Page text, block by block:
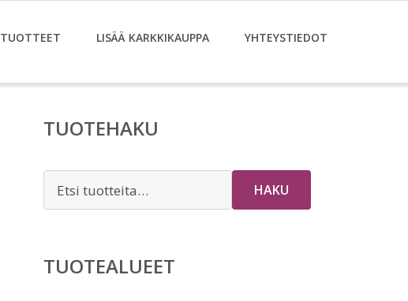
TUOTTEET LISÄÄ KARKKIKAUPPA YHTEYSTIEDOT
TUOTEHAKU
HAKU
TUOTEALUEET